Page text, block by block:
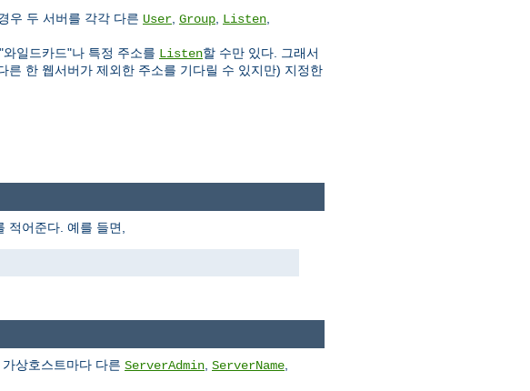
우 두 서버를 각각 다른 User Group Listen
일드카드"나 특정 주소를 Listen할 수만 있다. 그래서
한 웹서버가 제외한 주소를 기다릴 수 있지만) 지정한
적어준다. 예를 들면,
상호스트마다 다른 ServerAdmin ServerName